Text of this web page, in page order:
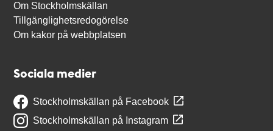
Om Stockholmskällan
Tillgänglighetsredogörelse
Om kakor på webbplatsen
Sociala medier
Stockholmskällan på Facebook
Stockholmskällan på Instagram